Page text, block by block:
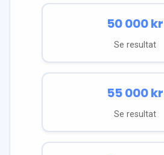
50 000kr
Se resultat
55 000kr
Se resultat